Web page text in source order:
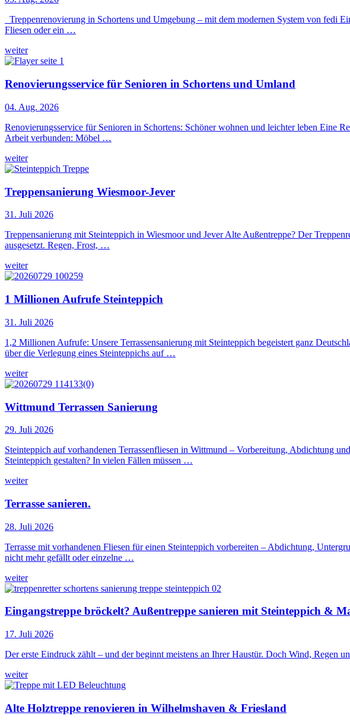
Treppenrenovierung in Schortens und Umgebung – mit dem modernen System von fedi
Fliesen oder ein …
weiter
Renovierungsservice für Senioren in Schortens und Umland
04. Aug. 2026
Renovierungsservice für Senioren in Schortens: Schöner wohnen und leichter leben Eine
Arbeit verbunden: Möbel …
weiter
Treppensanierung Wiesmoor-Jever
31. Juli 2026
Treppensanierung mit Steinteppich in Wiesmoor und Jever Alte Außentreppe? Der
ausgesetzt. Regen, Frost, …
weiter
1 Millionen Aufrufe Steinteppich
31. Juli 2026
1,2 Millionen Aufrufe: Unsere Terrassensanierung mit Steinteppich begeistert ganz
über die Verlegung eines Steinteppichs auf …
weiter
Wittmund Terrassen Sanierung
29. Juli 2026
Steinteppich auf vorhandenen Terrassenfliesen in Wittmund – Vorbereitung, Abdichtung
Steinteppich gestalten? In vielen Fällen müssen …
weiter
Terrasse sanieren.
28. Juli 2026
Terrasse mit vorhandenen Fliesen für einen Steinteppich vorbereiten – Abdichtung,
nicht mehr gefällt oder einzelne …
weiter
Eingangstreppe bröckelt? Außentreppe sanieren mit Steinteppich &
17. Juli 2026
Der erste Eindruck zählt – und der beginnt meistens an Ihrer Haustür. Doch Wind, Regen
weiter
Alte Holztreppe renovieren in Wilhelmshaven & Friesland